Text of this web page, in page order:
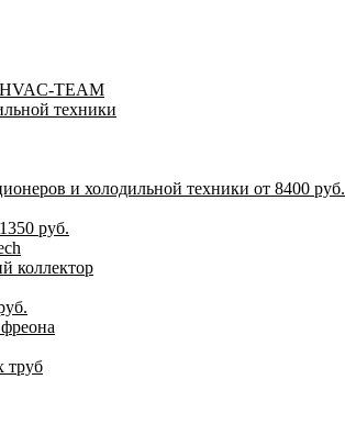
HVAC-TEAM
техники
и холодильной техники от 8400 руб.
руб.
коллектор
труб